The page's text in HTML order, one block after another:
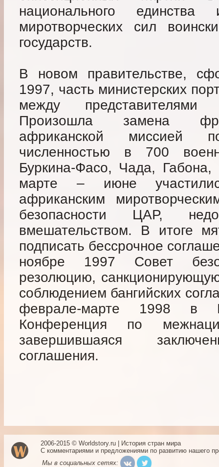
национального
миротворческих сил
государств.
В новом правительстве,
1997, часть министерских
между представителями
Произошла замена
африканской миссией
численностью в 700
Буркина-Фасо, Чада,
марте – июне
африканским
безопасности ЦАР,
вмешательством. В итоге
подписать бессрочное
ноябре 1997 Совет
резолюцию,
соблюдением бангийских
феврале-марте 1998 в
Конференция по
завершившаяся
соглашения.
2006-2015 © Worldstory.ru | История стран мира
С комментариями и предложениями по развитию нашего
Мы в социальных сетях: